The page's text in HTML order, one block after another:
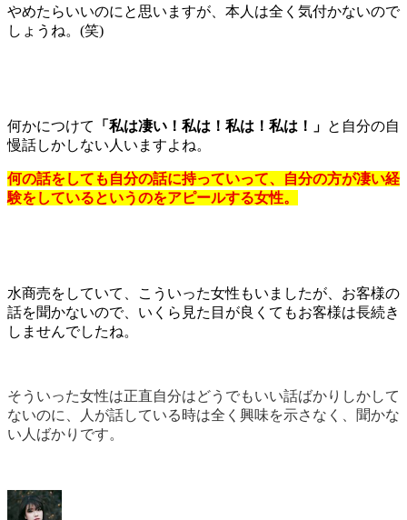
やめたらいいのにと思いますが、本人は全く気付かないので
しょうね。(笑)
何かにつけて 「私は凄い！私は！私は！私は！」 と自分の自
慢話しかしない人いますよね。
何の話をしても自分の話に持っていって、自分の方が凄い経
験をしているというのをアピールする女性。
水商売をしていて、こういった女性もいましたが、お客様の
話を聞かないので、いくら見た目が良くてもお客様は長続き
しませんでしたね。
そういった女性は正直自分はどうでもいい話ばかりしかして
ないのに、人が話している時は全く興味を示さなく、聞かな
い人ばかりです。